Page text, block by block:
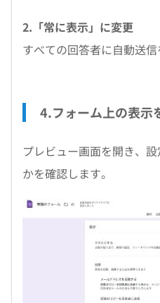
2.「常に表示」に変更
すべての回答者に自動送
4.フォーム上の表示
プレビュー画面を開き、
かを確認します。